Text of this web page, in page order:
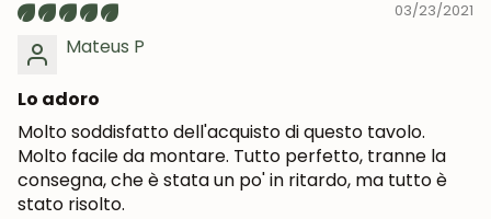
03/23/2021
Mateus P
Lo adoro
Molto soddisfatto dell'acquisto di questo tavolo.
Molto facile da montare. Tutto perfetto, tranne la
consegna, che è stata un po' in ritardo, ma tutto è
stato risolto.